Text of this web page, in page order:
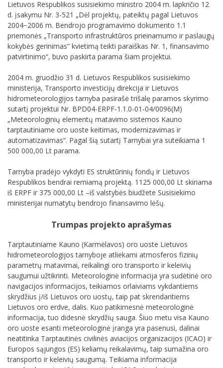
Lietuvos Respublikos susisiekimo ministro 2004 m. lapkričio 12
d. įsakymu Nr. 3-521 „Dėl projektų, pateiktų pagal Lietuvos
2004−2006 m. Bendrojo programavimo dokumento 1.1
priemonės „Transporto infrastruktūros prieinamumo ir paslaugų
kokybės gerinimas“ kvietimą teikti paraiškas Nr. 1, finansavimo
patvirtinimo“, buvo paskirta parama šiam projektui.
2004 m. gruodžio 31 d. Lietuvos Respublikos susisiekimo
ministerija, Transporto investicijų direkcija ir Lietuvos
hidrometeorologijos tarnyba pasirašė trišalę paramos skyrimo
sutartį projektui Nr. BPD04-ERPF-1.1.0-01-04/0096(M)
„Meteorologinių elementų matavimo sistemos Kauno
tarptautiniame oro uoste keitimas, modernizavimas ir
automatizavimas“. Pagal šią sutartį Tarnybai yra suteikiama 1
500 000,00 Lt parama.
Tarnyba pradėjo vykdyti ES struktūrinių fondų ir Lietuvos
Respublikos bendrai remiamą projektą. 1125 000,00 Lt skiriama
iš ERPF ir 375 000,00 Lt –iš valstybės biudžete Susisiekimo
ministerijai numatytų bendrojo finansavimo lėšų.
Trumpas projekto aprašymas
Tarptautiniame Kauno (Karmėlavos) oro uoste Lietuvos
hidrometeorologijos tarnyboje atliekami atmosferos fizinių
parametrų matavimai, reikalingi oro transporto ir keleivių
saugumui užtikrinti. Meteorologinė informacija yra sudėtinė oro
navigacijos informacijos, teikiamos orlaiviams vykdantiems
skrydžius į/iš Lietuvos oro uostų, taip pat skrendantiems
Lietuvos oro erdve, dalis. Kuo patikimesnė meteorologinė
informacija, tuo didesnė skrydžių sauga. Šiuo metu visa Kauno
oro uoste esanti meteorologinė įranga yra pasenusi, dalinai
neatitinka Tarptautinės civilinės aviacijos organizacijos (ICAO) ir
Europos sąjungos (ES) keliamų reikalavimų, taip sumažina oro
transporto ir keleivių saugumą. Teikiama informacija